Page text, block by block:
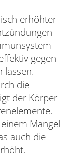
erhöhter
gegen
lassen.
die
der Körper
Mangel
auch die